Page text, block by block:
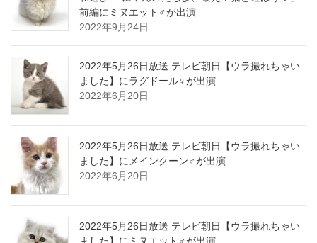
前編にミヌエット♂が出演
2022年9月24日
2022年5月26日放送 テレビ朝日【ウラ撮れちゃい
ました】にラグドール♀が出演
2022年6月20日
2022年5月26日放送 テレビ朝日【ウラ撮れちゃい
ました】にメインクーン♂が出演
2022年6月20日
2022年5月26日放送 テレビ朝日【ウラ撮れちゃい